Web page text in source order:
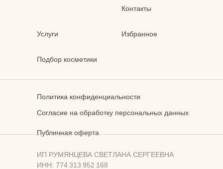
Услуги
Подбор косметики
Контакты
Избранное
ИП РУМЯНЦЕВА СВЕТЛАНА СЕРГЕЕВНА
ИНН: 774 313 952 168
Политика конфиденциальности
Публичная оферта
Согласие на обработку персональных данных